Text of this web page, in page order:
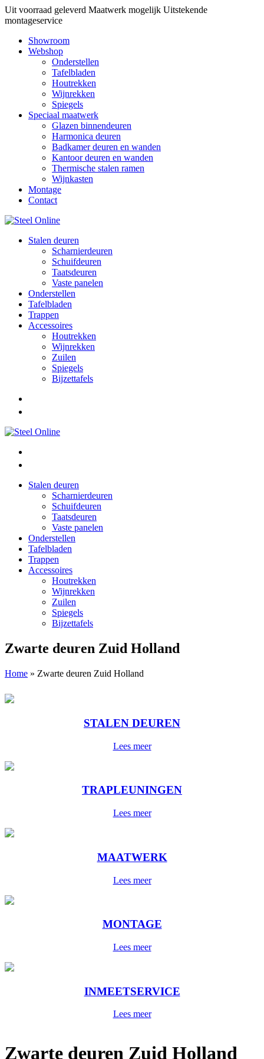
Uit voorraad geleverd Maatwerk mogelijk Uitstekende
montageservice
Showroom
Webshop
Onderstellen
Tafelbladen
Houtrekken
Wijnrekken
Spiegels
Speciaal maatwerk
Glazen binnendeuren
Harmonica deuren
Badkamer deuren en wanden
Kantoor deuren en wanden
Thermische stalen ramen
Wijnkasten
Montage
Contact
Stalen deuren
Scharnierdeuren
Schuifdeuren
Taatsdeuren
Vaste panelen
Onderstellen
Tafelbladen
Trappen
Accessoires
Houtrekken
Wijnrekken
Zuilen
Spiegels
Bijzettafels
Stalen deuren
Scharnierdeuren
Schuifdeuren
Taatsdeuren
Vaste panelen
Onderstellen
Tafelbladen
Trappen
Accessoires
Houtrekken
Wijnrekken
Zuilen
Spiegels
Bijzettafels
Zwarte deuren Zuid Holland
Home » Zwarte deuren Zuid Holland
STALEN DEUREN
Lees meer
TRAPLEUNINGEN
Lees meer
MAATWERK
Lees meer
MONTAGE
Lees meer
INMEETSERVICE
Lees meer
Zwarte deuren Zuid Holland